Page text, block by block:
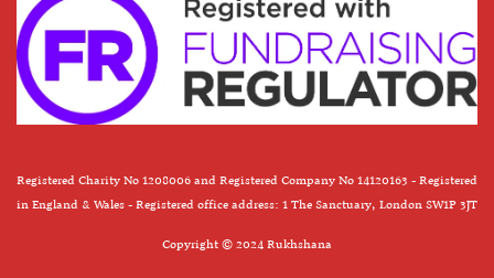
Registered Charity No 1208006 and Registered Company No 14120163 - Registered
in England & Wales - Registered office address: 1 The Sanctuary, London SW1P 3JT
Copyright © 2024 Rukhshana